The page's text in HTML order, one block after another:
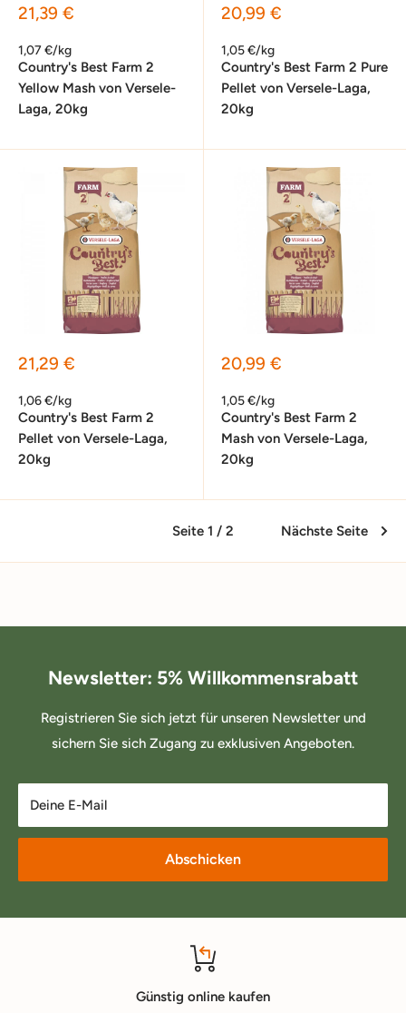
Sonderpreis
21,39 €
1,07 €/kg
Country's Best Farm 2
Yellow Mash von Versele-
Laga, 20kg
Sonderpreis
20,99 €
1,05 €/kg
Country's Best Farm 2 Pure
Pellet von Versele-Laga,
20kg
Sonderpreis
21,29 €
1,06 €/kg
Country's Best Farm 2
Pellet von Versele-Laga,
20kg
Sonderpreis
20,99 €
1,05 €/kg
Country's Best Farm 2
Mash von Versele-Laga,
20kg
Seite 1 / 2 Nächste Seite
Newsletter: 5% Willkommensrabatt
Registrieren Sie sich jetzt für unseren Newsletter und
sichern Sie sich Zugang zu exklusiven Angeboten.
Deine E-Mail
Abschicken
Günstig online kaufen